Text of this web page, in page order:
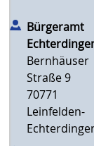
Bürgeramt
Bernhäuser
Straße 9
70771
Leinfelden-